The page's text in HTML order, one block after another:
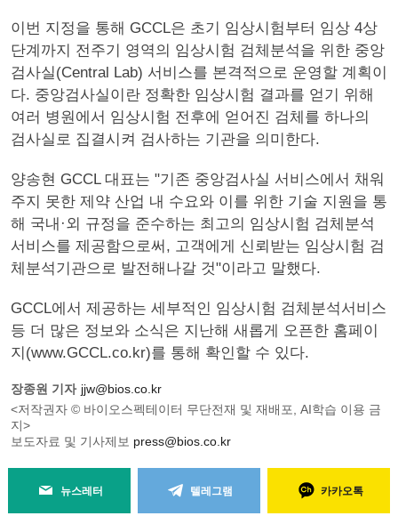
이번 지정을 통해 GCCL은 초기 임상시험부터 임상 4상
단계까지 전주기 영역의 임상시험 검체분석을 위한 중앙
검사실(Central Lab) 서비스를 본격적으로 운영할 계획이
다. 중앙검사실이란 정확한 임상시험 결과를 얻기 위해
여러 병원에서 임상시험 전후에 얻어진 검체를 하나의
검사실로 집결시켜 검사하는 기관을 의미한다.
양송현 GCCL 대표는 "기존 중앙검사실 서비스에서 채워
주지 못한 제약 산업 내 수요와 이를 위한 기술 지원을 통
해 국내·외 규정을 준수하는 최고의 임상시험 검체분석
서비스를 제공함으로써, 고객에게 신뢰받는 임상시험 검
체분석기관으로 발전해나갈 것"이라고 말했다.
GCCL에서 제공하는 세부적인 임상시험 검체분석서비스
등 더 많은 정보와 소식은 지난해 새롭게 오픈한 홈페이
지(www.GCCL.co.kr)를 통해 확인할 수 있다.
장종원 기자 jjw@bios.co.kr
<저작권자 © 바이오스펙테이터 무단전재 및 재배포, AI학습 이용 금
지>
보도자료 및 기사제보 press@bios.co.kr
뉴스레터 텔레그램 카카오톡